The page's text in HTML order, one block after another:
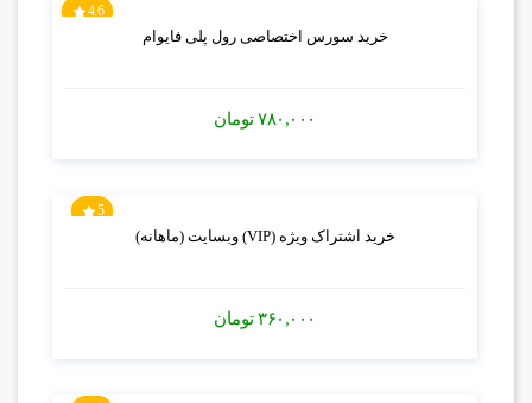
4.6
خرید سورس اختصاصی رول پلی فایوام
۷۸۰,۰۰۰ تومان
5
خرید اشتراک ویژه (VIP) وبسایت (ماهانه)
۳۶۰,۰۰۰ تومان